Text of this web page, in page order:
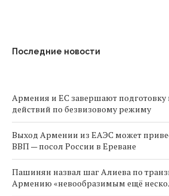
Последние новости
Армения и ЕС завершают
действий по безвизовому режиму
Выход Армении из ЕАЭС может
ВВП — посол России в Ереване
Пашинян назвал шаг Алиева по
Армению «невообразимым ещё